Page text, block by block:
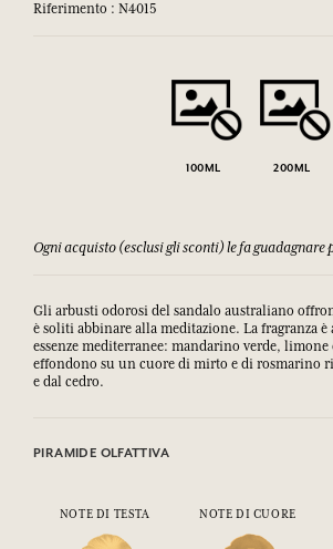
Riferimento : N4015
100ML 200ML
Ogni acquisto (esclusi gli sconti) le fa guadagnare
Gli arbusti odorosi del sandalo australiano
è soliti abbinare alla meditazione. La fragranza è
essenze mediterranee: mandarino verde, limone
effondono su un cuore di mirto e di rosmarino
e dal cedro.
PIRAMIDE OLFATTIVA
NOTE DI TESTA NOTE DI CUORE